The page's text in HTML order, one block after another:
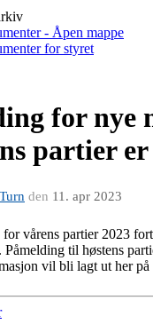
- Åpen mappe
for styret
for nye
partier
den 11. apr 2023
vårens partier 2023
Påmelding til høstens
vil bli lagt ut her på